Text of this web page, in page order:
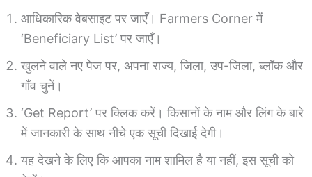
आधिकारिक वेबसाइट पर जाएँ। Farmers Corner में
‘Beneficiary List’ पर जाएँ।
खुलने वाले नए पेज पर, अपना राज्य, जिला, उप-जिला, ब्लॉक और
गाँव चुनें।
‘Get Report’ पर क्लिक करें। किसानों के नाम और लिंग के बारे
में जानकारी के साथ नीचे एक सूची दिखाई देगी।
यह देखने के लिए कि आपका नाम शामिल है या नहीं, इस सूची को